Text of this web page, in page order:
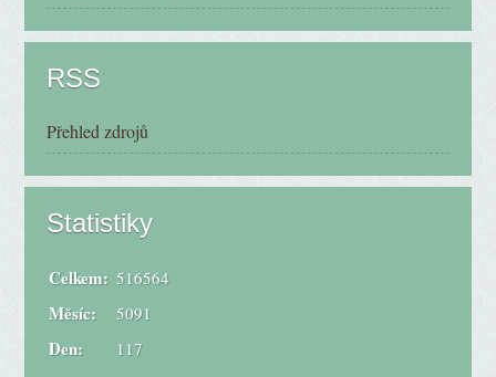
RSS
Přehled zdrojů
Statistiky
Celkem: 516564
Měsíc: 5091
Den: 117